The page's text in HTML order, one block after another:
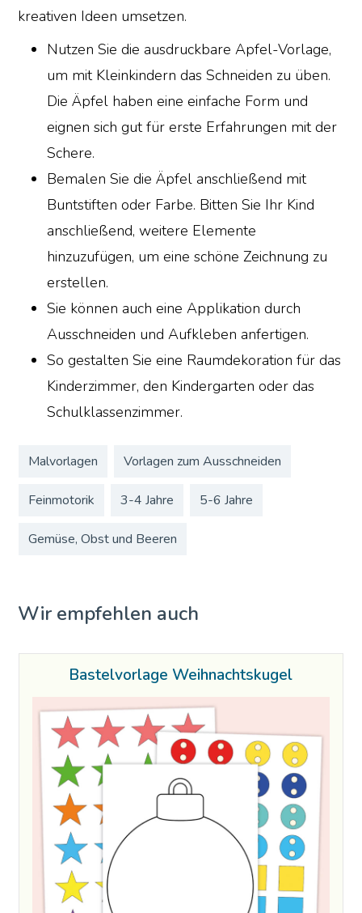
kreativen Ideen umsetzen.
Nutzen Sie die ausdruckbare Apfel-Vorlage,
um mit Kleinkindern das Schneiden zu üben.
Die Äpfel haben eine einfache Form und
eignen sich gut für erste Erfahrungen mit der
Schere.
Bemalen Sie die Äpfel anschließend mit
Buntstiften oder Farbe. Bitten Sie Ihr Kind
anschließend, weitere Elemente
hinzuzufügen, um eine schöne Zeichnung zu
erstellen.
Sie können auch eine Applikation durch
Ausschneiden und Aufkleben anfertigen.
So gestalten Sie eine Raumdekoration für das
Kinderzimmer, den Kindergarten oder das
Schulklassenzimmer.
Malvorlagen Vorlagen zum Ausschneiden
Feinmotorik 3-4 Jahre 5-6 Jahre
Gemüse, Obst und Beeren
Wir empfehlen auch
Bastelvorlage Weihnachtskugel